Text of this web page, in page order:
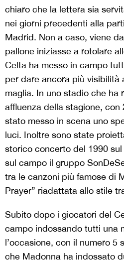
chiaro che la lettera sia
nei giorni precedenti alla
Madrid. Non a caso, viene
pallone iniziasse a rotolare
Celta ha messo in campo
per dare ancora più visibilità
maglia. In uno stadio che ha
affluenza della stagione,
stato messo in scena uno
luci. Inoltre sono state
storico concerto del 1990
sul campo il gruppo
tra le canzoni più famose di
Prayer” riadattata allo stile
Subito dopo i giocatori del
campo indossando tutti una
l’occasione, con il numero 5
che Madonna ha indossato